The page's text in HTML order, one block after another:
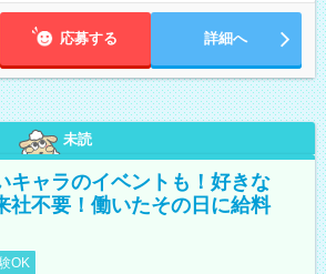
応募する 詳細へ
未読
キャラのイベントも！好きな
不要！働いたその日に給料
OK